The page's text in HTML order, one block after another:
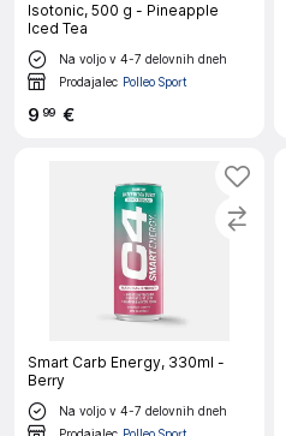
Isotonic, 500 g - Pineapple
Iced Tea
Na voljo v 4-7 delovnih dneh
Prodajalec Polleo Sport
9 99 €
Smart Carb Energy, 330ml -
Berry
Na voljo v 4-7 delovnih dneh
Prodajalec Polleo Sport